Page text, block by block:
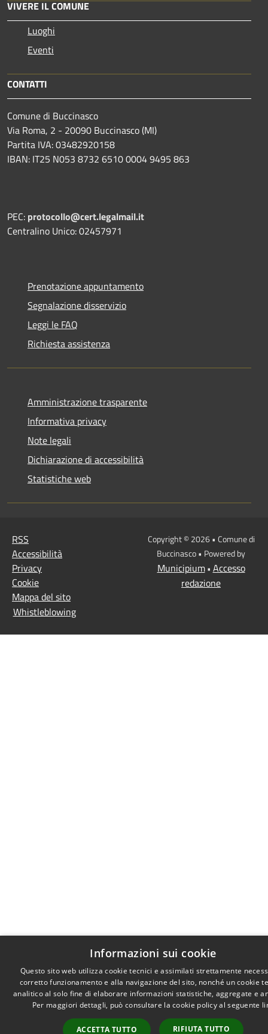
VIVERE IL COMUNE
Luoghi
Eventi
CONTATTI
Comune di Buccinasco
Via Roma, 2 - 20090 Buccinasco (MI)
Partita IVA: 03482920158
IBAN: IT25 N053 8732 6510 0004 9495 863
PEC: protocollo@cert.legalmail.it
Centralino Unico: 02457971
Prenotazione appuntamento
Segnalazione disservizio
Leggi le FAQ
Richiesta assistenza
Amministrazione trasparente
Informativa privacy
Note legali
Dichiarazione di accessibilità
Statistiche web
RSS
Accessibilità
Privacy
Cookie
Mappa del sito
Whistleblowing
Copyright © 2026 • Comune di
Buccinasco • Powered by
Municipium• Accesso
redazione
Informazioni sui cookie
Questo sito web utilizza cookie tecnici e assimilati strettamente
corretto funzionamento e alla navigazione del sito, nonché un cookie
analitico al solo fine di elaborare informazioni statistiche, aggregate e
Per maggiori dettagli, può consultare la cookie policy al seguente
ACCETTA TUTTO RIFIUTA TUTTO